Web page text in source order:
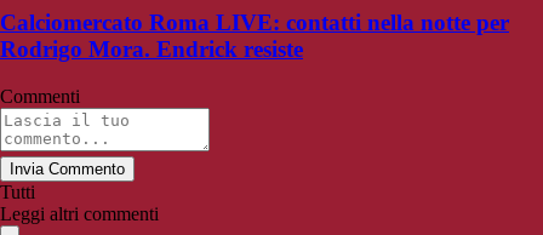
Calciomercato Roma LIVE: contatti nella notte per
Rodrigo Mora. Endrick resiste
Commenti
Invia Commento
Tutti
Leggi altri commenti